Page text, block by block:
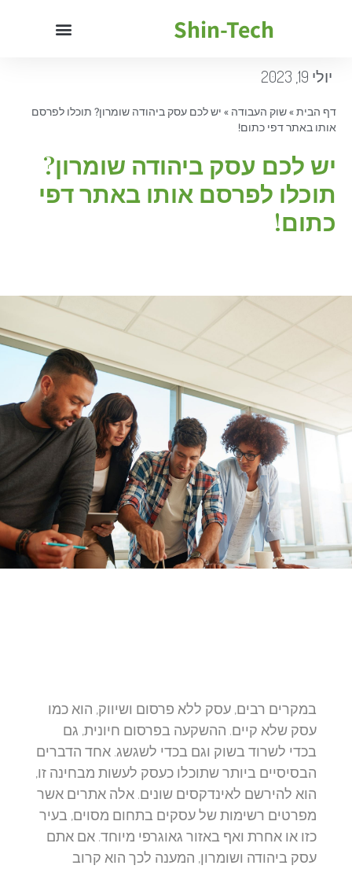
Shin-Tech
יולי 19, 2023
דף הבית»שוק העבודה»יש לכם עסק ביהודה שומרון? תוכלו לפרסם
אותו באתר דפי כתום!
יש לכם עסק ביהודה שומרון?
תוכלו לפרסם אותו באתר דפי
כתום!
במקרים רבים, עסק ללא פרסום ושיווק, הוא כמו
עסק שלא קיים. ההשקעה בפרסום חיונית, גם
בכדי לשרוד בשוק וגם בכדי לשגשג. אחד הדברים
הבסיסיים ביותר שתוכלו כעסק לעשות מבחינה זו,
הוא להירשם לאינדקסים שונים. אלה אתרים אשר
מפרטים רשימות של עסקים בתחום מסוים, בעיר
כזו או אחרת ואף באזור גאוגרפי מיוחד. אם אתם
עסק ביהודה ושומרון, המענה לכך הוא קרוב